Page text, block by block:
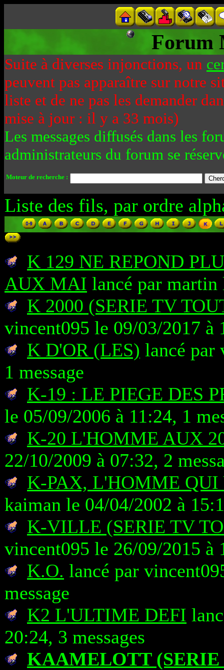
Forum
Suite à diverses injonctions, un
peuvent pas apparaître sur notre
liste et de ne pas les demander
mise à jour : il y a 33 mois)
Les messages diffusés dans les
administrateurs du forum se
Moteur de recherche :
Liste des fils, par ordre
K 129 NE REPOND
AUX MAI lancé par martin
K 2000 (SERIE TV
vincent095 le 09/03/2017 à
K D'OR (LES) lancé par
1 message
K-19 : LE PIEGE DES
le 05/09/2006 à 11:24, 1
K-20 L'HOMME AUX
22/10/2009 à 07:32, 2
K-PAX, L'HOMME
kaiman le 04/04/2002 à
K-VILLE (SERIE TV
vincent095 le 26/09/2015 à
K.O. lancé par
message
K2 L'ULTIME DEFI
20:24, 3 messages
KAAMELOTT (SERIE